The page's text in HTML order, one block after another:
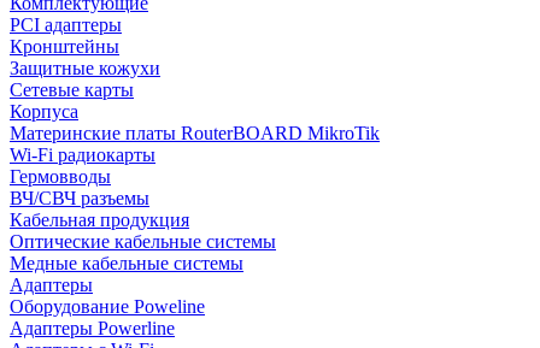
PCI адаптеры
Кронштейны
Защитные кожухи
Сетевые карты
Корпуса
Материнские платы RouterBOARD MikroTik
Wi-Fi радиокарты
Гермовводы
ВЧ/СВЧ разъемы
Кабельная продукция
Оптические кабельные системы
Медные кабельные системы
Адаптеры
Оборудование Poweline
Адаптеры Powerline